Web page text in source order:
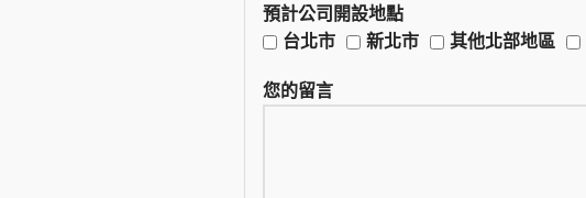
預計公司開設地點
台北市
新北市 其他北部地區
您的留言